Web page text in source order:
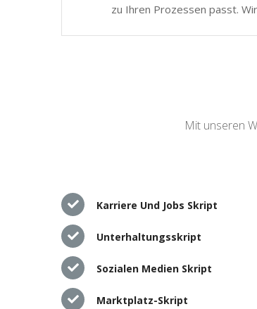
zu Ihren Prozessen passt.
Mit unseren
Karriere Und Jobs Skript
Unterhaltungsskript
Sozialen Medien Skript
Marktplatz-Skript